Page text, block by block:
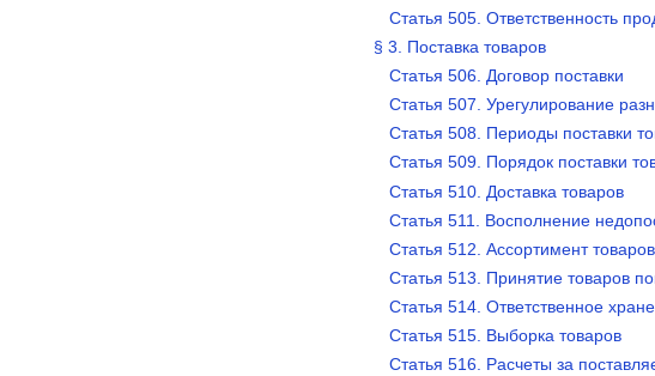
Статья 505. Ответственность
§ 3. Поставка товаров
Статья 506. Договор поставки
Статья 507. Урегулирование
Статья 508. Периоды поставки
Статья 509. Порядок поставки
Статья 510. Доставка товаров
Статья 511. Восполнение
Статья 512. Ассортимент
Статья 513. Принятие товаров
Статья 514. Ответственное
Статья 515. Выборка товаров
Статья 516. Расчеты за